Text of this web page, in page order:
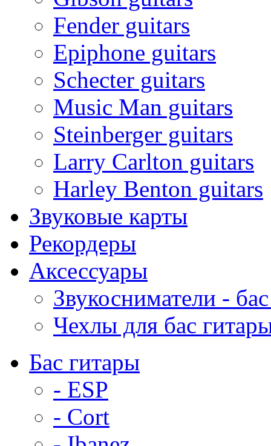
Fender guitars
Epiphone guitars
Schecter guitars
Music Man guitars
Steinberger guitars
Larry Carlton guitars
Harley Benton guitars
Звуковые карты
Рекордеры
Аксессуары
Звукосниматели -
Чехлы для бас
Бас гитары
- ESP
- Cort